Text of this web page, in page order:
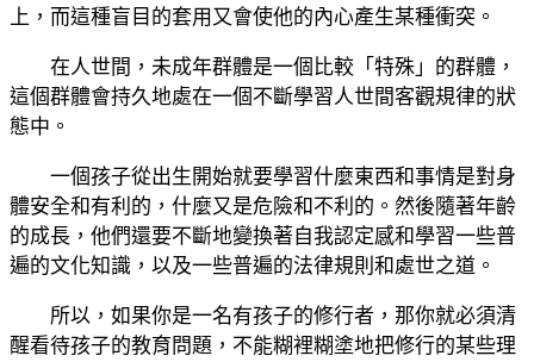
上，而這種盲目的套用又會使他的內心產生某種衝突。
在人世間，未成年群體是一個比較「特殊」的群體，
這個群體會持久地處在一個不斷學習人世間客觀規律的狀
態中。
一個孩子從出生開始就要學習什麼東西和事情是對身
體安全和有利的，什麼又是危險和不利的。然後隨著年齡
的成長，他們還要不斷地變換著自我認定感和學習一些普
遍的文化知識，以及一些普遍的法律規則和處世之道。
所以，如果你是一名有孩子的修行者，那你就必須清
醒看待孩子的教育問題，不能糊裡糊塗地把修行的某些理